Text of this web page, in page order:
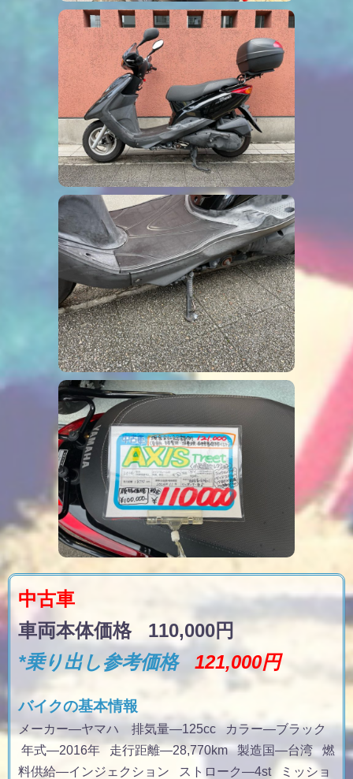
中古車
車両本体価格 110,000円
*乗り出し参考価格
121,000円
バイクの基本情報
メーカー—ヤマハ 排気量—125cc カラー—ブラック
年式—2016年 走行距離—28,770km製造国—台湾燃
料供給—インジェクション ストローク—4stミッショ